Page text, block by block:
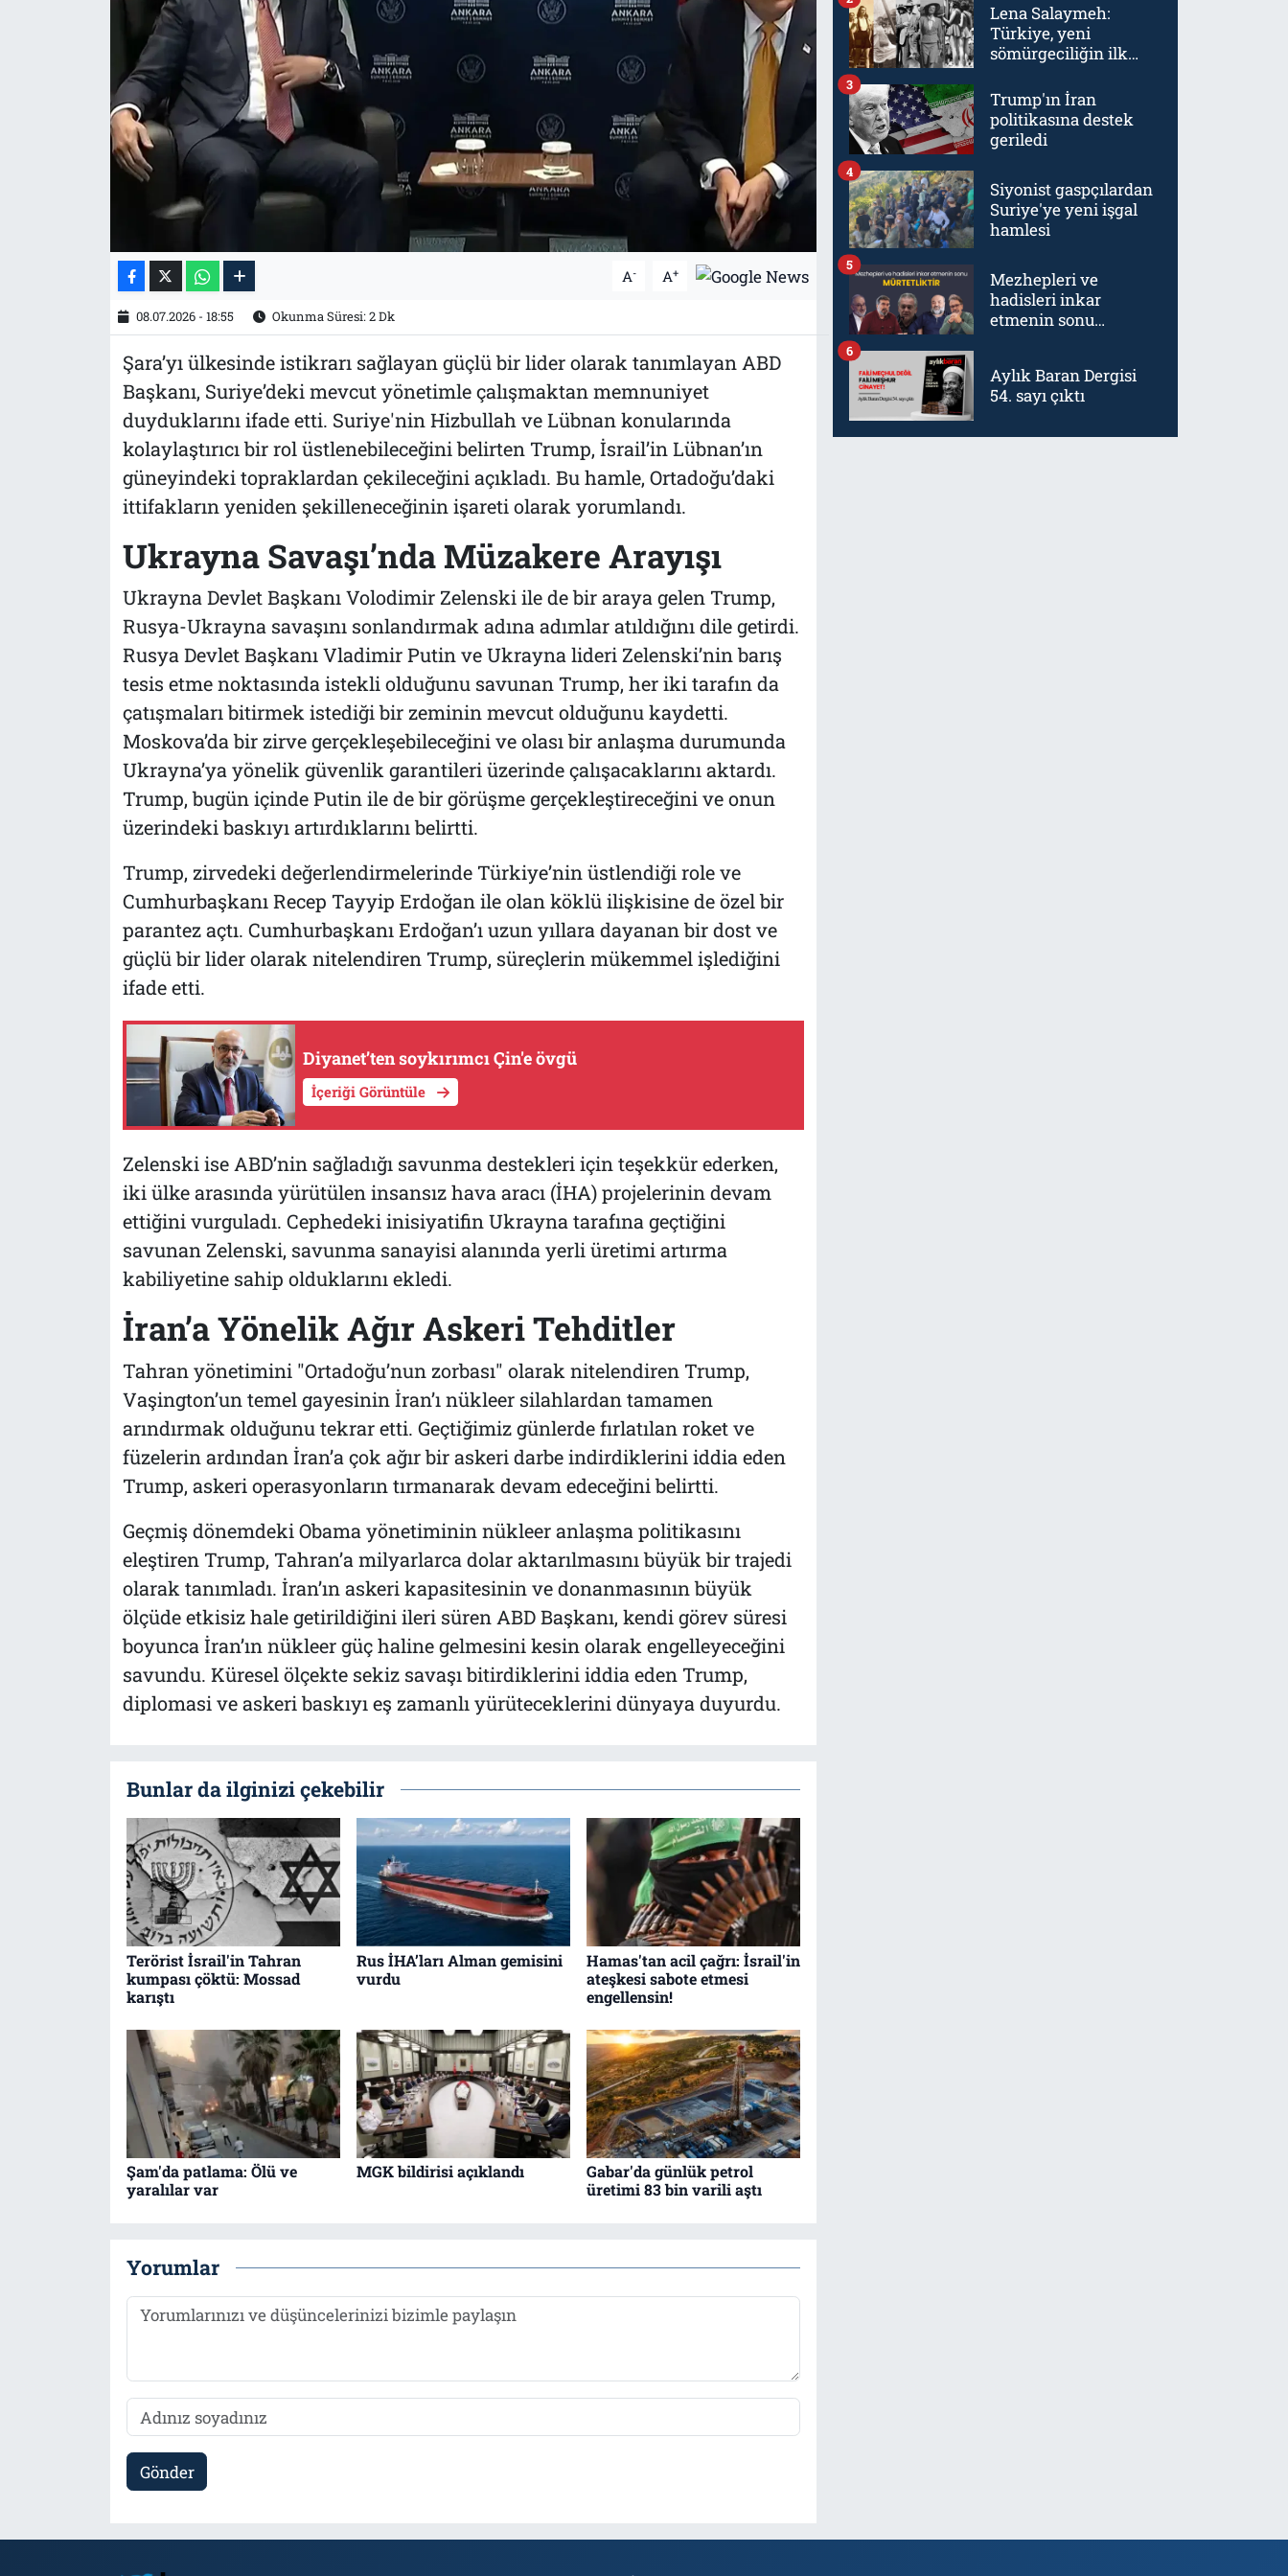
A- A+
08.07.2026 - 18:55 Okunma Süresi: 2 Dk
Şara’yı ülkesinde istikrarı sağlayan güçlü bir lider olarak tanımlayan ABD
Başkanı, Suriye’deki mevcut yönetimle çalışmaktan memnuniyet
duyduklarını ifade etti. Suriye'nin Hizbullah ve Lübnan konularında
kolaylaştırıcı bir rol üstlenebileceğini belirten Trump, İsrail’in Lübnan’ın
güneyindeki topraklardan çekileceğini açıkladı. Bu hamle, Ortadoğu’daki
ittifakların yeniden şekilleneceğinin işareti olarak yorumlandı.
Ukrayna Savaşı’nda Müzakere Arayışı
Ukrayna Devlet Başkanı Volodimir Zelenski ile de bir araya gelen Trump,
Rusya-Ukrayna savaşını sonlandırmak adına adımlar atıldığını dile getirdi.
Rusya Devlet Başkanı Vladimir Putin ve Ukrayna lideri Zelenski’nin barış
tesis etme noktasında istekli olduğunu savunan Trump, her iki tarafın da
çatışmaları bitirmek istediği bir zeminin mevcut olduğunu kaydetti.
Moskova’da bir zirve gerçekleşebileceğini ve olası bir anlaşma durumunda
Ukrayna’ya yönelik güvenlik garantileri üzerinde çalışacaklarını aktardı.
Trump, bugün içinde Putin ile de bir görüşme gerçekleştireceğini ve onun
üzerindeki baskıyı artırdıklarını belirtti.
Trump, zirvedeki değerlendirmelerinde Türkiye’nin üstlendiği role ve
Cumhurbaşkanı Recep Tayyip Erdoğan ile olan köklü ilişkisine de özel bir
parantez açtı. Cumhurbaşkanı Erdoğan’ı uzun yıllara dayanan bir dost ve
güçlü bir lider olarak nitelendiren Trump, süreçlerin mükemmel işlediğini
ifade etti.
Diyanet’ten soykırımcı Çin'e övgü
İçeriği Görüntüle
Zelenski ise ABD’nin sağladığı savunma destekleri için teşekkür ederken,
iki ülke arasında yürütülen insansız hava aracı (İHA) projelerinin devam
ettiğini vurguladı. Cephedeki inisiyatifin Ukrayna tarafına geçtiğini
savunan Zelenski, savunma sanayisi alanında yerli üretimi artırma
kabiliyetine sahip olduklarını ekledi.
İran’a Yönelik Ağır Askeri Tehditler
Tahran yönetimini "Ortadoğu’nun zorbası" olarak nitelendiren Trump,
Vaşington’un temel gayesinin İran’ı nükleer silahlardan tamamen
arındırmak olduğunu tekrar etti. Geçtiğimiz günlerde fırlatılan roket ve
füzelerin ardından İran’a çok ağır bir askeri darbe indirdiklerini iddia eden
Trump, askeri operasyonların tırmanarak devam edeceğini belirtti.
Geçmiş dönemdeki Obama yönetiminin nükleer anlaşma politikasını
eleştiren Trump, Tahran’a milyarlarca dolar aktarılmasını büyük bir trajedi
olarak tanımladı. İran’ın askeri kapasitesinin ve donanmasının büyük
ölçüde etkisiz hale getirildiğini ileri süren ABD Başkanı, kendi görev süresi
boyunca İran’ın nükleer güç haline gelmesini kesin olarak engelleyeceğini
savundu. Küresel ölçekte sekiz savaşı bitirdiklerini iddia eden Trump,
diplomasi ve askeri baskıyı eş zamanlı yürüteceklerini dünyaya duyurdu.
Bunlar da ilginizi çekebilir
Terörist İsrail'in Tahran
kumpası çöktü: Mossad
karıştı
Rus İHA’ları Alman gemisini
vurdu
Hamas'tan acil çağrı: İsrail'in
ateşkesi sabote etmesi
engellensin!
Şam'da patlama: Ölü ve
yaralılar var
MGK bildirisi açıklandı
Gabar'da günlük petrol
üretimi 83 bin varili aştı
Yorumlar
Gönder
Lena Salaymeh:
Türkiye, yeni
sömürgeciliğin ilk
Trump'ın İran
politikasına destek
geriledi
3
Siyonist gaspçılardan
Suriye'ye yeni işgal
hamlesi
4
Mezhepleri ve
hadisleri inkar
etmenin sonu
5
Aylık Baran Dergisi
54. sayı çıktı
6